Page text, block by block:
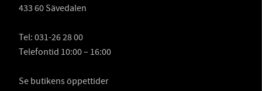
433 60 Sävedalen
Tel: 031-26 28 00
Telefontid 10:00 – 16:00
Se butikens öppettider